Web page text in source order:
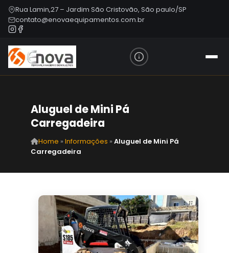
Rua Lamin,27 – Jardim São Cristovão, São paulo/SP
contato@enovaequipamentos.com.br
Aluguel de Mini Pá
Carregadeira
Home » Informações » Aluguel de Mini Pá
Carregadeira